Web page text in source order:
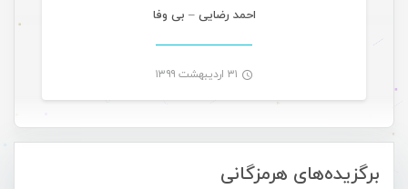
برگزیده‌های هرمزگانی
احمد رضایی – بی وفا
۳۱ اردیبهشت ۱۳۹۹